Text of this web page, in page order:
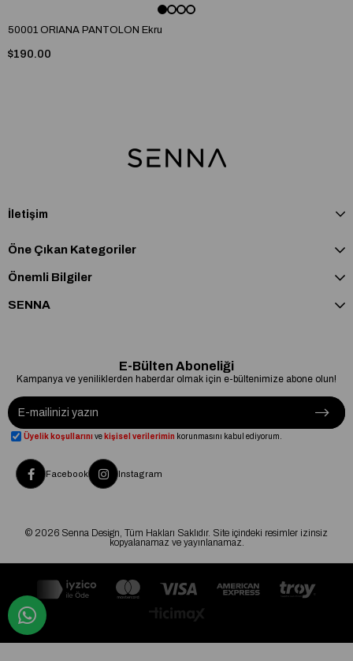
50001 ORIANA PANTOLON Ekru
$190.00
İletişim
Öne Çıkan Kategoriler
Önemli Bilgiler
SENNA
E-Bülten Aboneliği
Kampanya ve yeniliklerden haberdar olmak için e-bültenimize abone olun!
Üyelik koşullarını ve kişisel verilerimin korunmasını kabul ediyorum.
Facebook Instagram
© 2026 Senna Design, Tüm Hakları Saklıdır. Site içindeki resimler izinsiz
kopyalanamaz ve yayınlanamaz.